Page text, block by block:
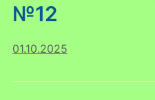
№12
01.10.2025